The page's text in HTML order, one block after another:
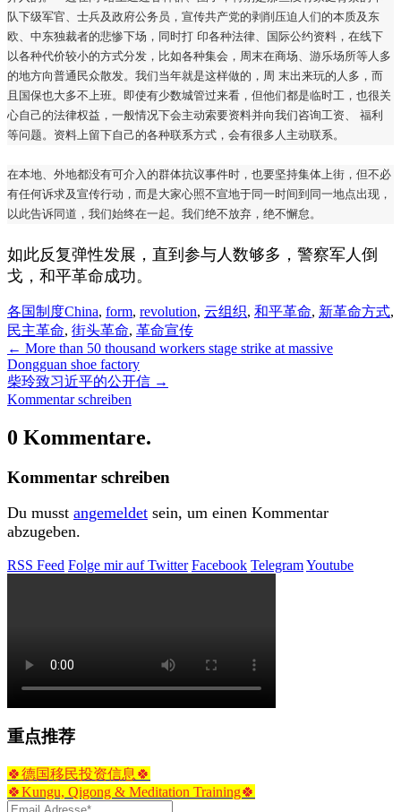
队下级军官、士兵及政府公务员，宣传共产党的剥削压迫人们的本质及东
欧、中东独裁者的悲惨下场，同时打 印各种法律、国际公约资料，在线下
以各种代价较小的方式分发，比如各种集会，周末在商场、游乐场所等人多
的地方向普通民众散发。我们当年就是这样做的，周 末出来玩的人多，而
且国保也大多不上班。即使有少数城管过来看，但他们都是临时工，也很关
心自己的法律权益，一般情况下会主动索要资料并向我们咨询工资、 福利
等问题。资料上留下自己的各种联系方式，会有很多人主动联系。
在本地、外地都没有可介入的群体抗议事件时，也要坚持集体上街，但不必
有任何诉求及宣传行动，而是大家心照不宣地于同一时间到同一地点出现，
以此告诉同道，我们始终在一起。我们绝不放弃，绝不懈怠。
如此反复弹性发展，直到参与人数够多，警察军人倒
戈，和平革命成功。
各国制度China, form, revolution, 云组织, 和平革命, 新革命方式,
民主革命, 街头革命, 革命宣传
← More than 50 thousand workers stage strike at massive
Dongguan shoe factory
柴玲致习近平的公开信 →
Kommentar schreiben
0 Kommentare.
Kommentar schreiben
Du musst angemeldet sein, um einen Kommentar
abzugeben.
RSS Feed Folge mir auf Twitter Facebook TelegramYoutube
重点推荐
🍀德国移民投资信息🍀
🍀Kungu, Qigong & Meditation Training🍀